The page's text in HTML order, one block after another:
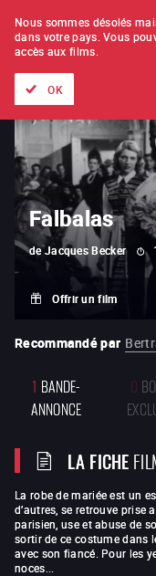
À
Falbalas
de Jacques Becker
Offrir un film
Recommandé par
1 BANDE-
ANNONCE
0
LA FICHE
La robe de mariée est un
d’autres, se retrouve prise
parisien, use et abuse de
sortir de ce costume dans
avec son fiancé. Pour les
noces...
Nous sommes désolés
dans votre pays. Vous
accès aux films.
OK